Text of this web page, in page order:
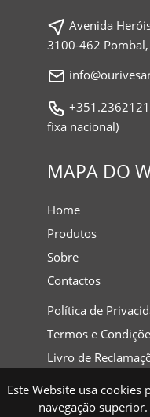
Avenida
3100-462
fixa nacional)
MAPA DO
Home
Produtos
Sobre
Contactos
Política de
Termos e
Livro de
Este Website usa
navegação superior.